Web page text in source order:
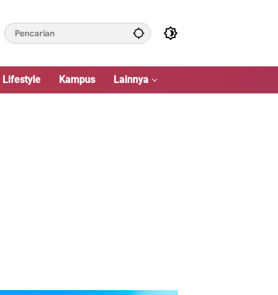
Lifestyle Kampus Lainnya